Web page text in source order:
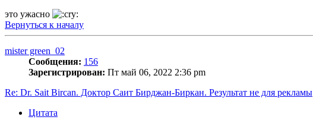
это ужасно
Вернуться к началу
mister green_02
Сообщения: 156
Зарегистрирован: Пт май 06, 2022 2:36 pm
Re: Dr. Sait Bircan. Доктор Саит Бирджан-Биркан. Результат не для рекламы
Цитата